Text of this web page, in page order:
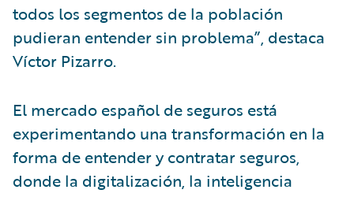
todos los segmentos de la población
pudieran entender sin problema”, destaca
Víctor Pizarro.
El mercado español de seguros está
experimentando una transformación en la
forma de entender y contratar seguros,
donde la digitalización, la inteligencia